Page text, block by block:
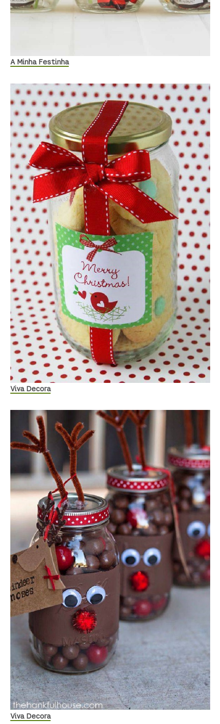
A Minha Festinha
Viva Decora
Viva Decora